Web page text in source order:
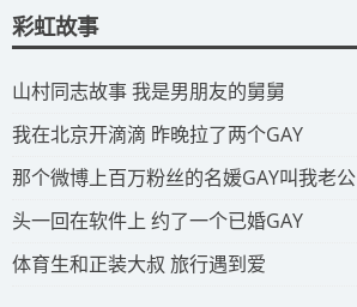
彩虹故事
​山村同志故事 我是男朋友的舅舅
​我在北京开滴滴 昨晚拉了两个GAY
​那个微博上百万粉丝的名媛GAY叫我老公
​头一回在软件上 约了一个已婚GAY
​体育生和正装大叔 旅行遇到爱